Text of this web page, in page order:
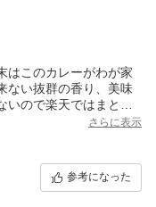
はこのカレーがわが家
ない抜群の香り、美味
ので楽天ではまとめ
さらに表示
参考になった